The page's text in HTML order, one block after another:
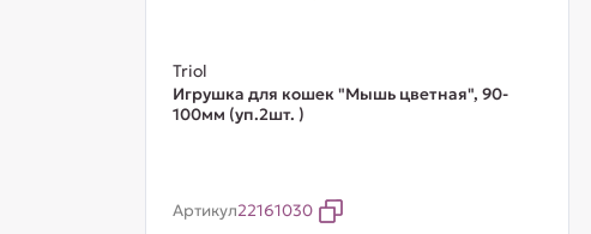
Triol
Игрушка для кошек "Мышь цветная", 90-
100мм (уп.2шт. )
Артикул22161030